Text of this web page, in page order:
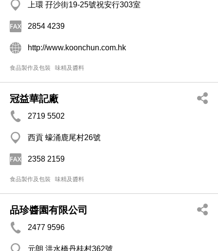
上環 孖沙街19-25號祝安行303室
2854 4239
http://www.koonchun.com.hk
食品製作及包裝 味精及醬料
冠益華記廠
2719 5502
西貢 蠔涌鹿尾村26號
2358 2159
食品製作及包裝 味精及醬料
品珍醬園有限公司
2477 9596
元朗 洪水橋丹桂村362號